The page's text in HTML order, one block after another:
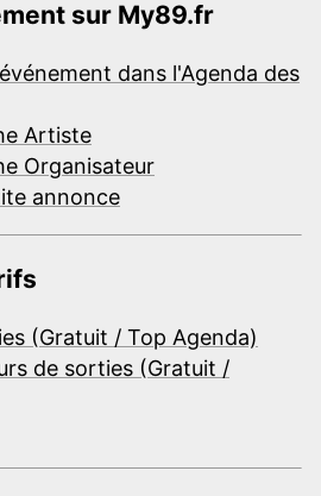
sur My89.fr
dans l'Agenda des
Artiste
Organisateur
annonce
(Gratuit / Top Agenda)
de sorties (Gratuit /